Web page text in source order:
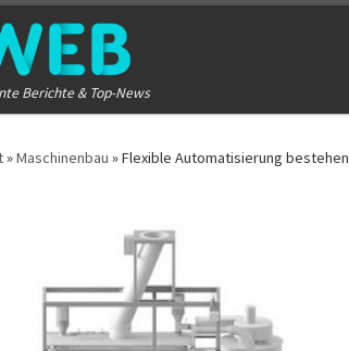
Berichte & Top-News
»Maschinenbau »Flexible Automatisierung